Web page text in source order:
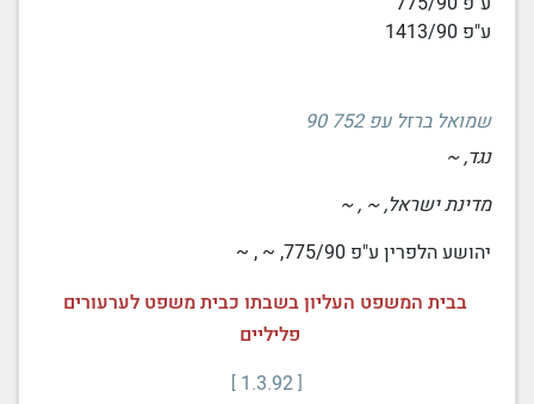
ע"פ 1413/90
שמואל ברזל עפ 752 90
נגד, ~
מדינת ישראל, ~ , ~
יהושע הלפרין ע"פ 775/90, ~ , ~
בבית המשפט העליון בשבתו כבית משפט לערעורים
פליליים
1.3.92